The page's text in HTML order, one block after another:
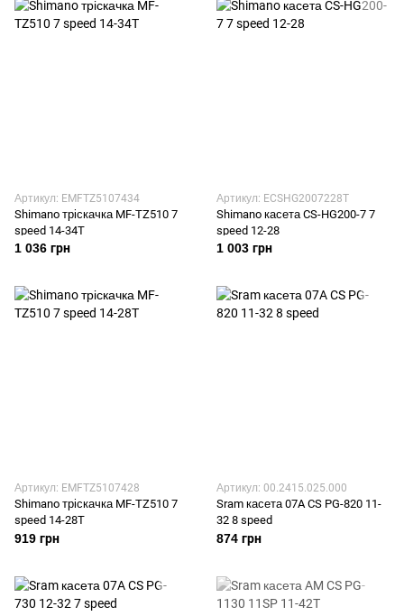
Артикул: EMFTZ5107434
Shimano тріскачка MF-TZ510 7
speed 14-34T
1 036 грн
Артикул: ECSHG2007228T
Shimano касета CS-HG200-7 7
speed 12-28
1 003 грн
Артикул: EMFTZ5107428
Shimano тріскачка MF-TZ510 7
speed 14-28T
919 грн
Артикул: 00.2415.025.000
Sram касета 07A CS PG-820 11-
32 8 speed
874 грн